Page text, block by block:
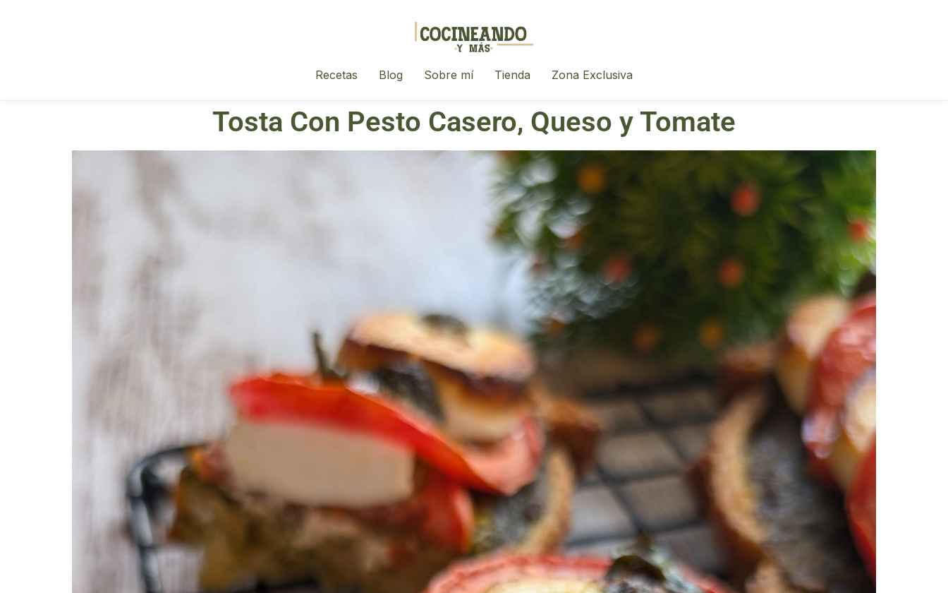
Recetas Blog Sobre mí Tienda Zona Exclusiva
Tosta Con Pesto Casero, Queso y Tomate